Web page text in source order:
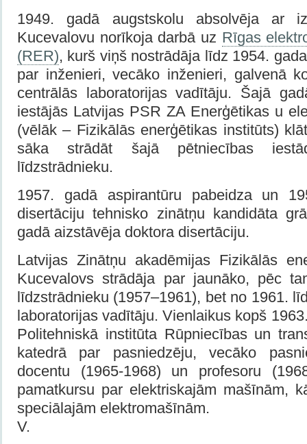
1949. gadā augstskolu absolvēja ar
Kucevalovu norīkoja darbā uz Rīgas
(RER), kurš viņš nostrādāja līdz 1954.
par inženieri, vecāko inženieri, galvenā
centrālās laboratorijas vadītāju. Šajā
iestājās Latvijas PSR ZA Enerģētikas u
(vēlāk – Fizikālās enerģētikas institūts)
sāka strādāt šajā pētniecības
līdzstrādnieku.
1957. gadā aspirantūru pabeidza un
disertāciju tehnisko zinātņu kandidāta
gadā aizstāvēja doktora disertāciju.
Latvijas Zinātņu akadēmijas Fizikālās
Kucevalovs strādāja par jaunāko, pēc
līdzstrādnieku (1957–1961), bet no 1961.
laboratorijas vadītāju. Vienlaikus kopš
Politehniskā institūta Rūpniecības un
katedrā par pasniedzēju, vecāko
docentu (1965-1968) un profesoru
pamatkursu par elektriskajām mašīnām,
speciālajām elektromašīnām.
V.